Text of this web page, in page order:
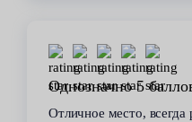
Однозначно 5
Отличное место,